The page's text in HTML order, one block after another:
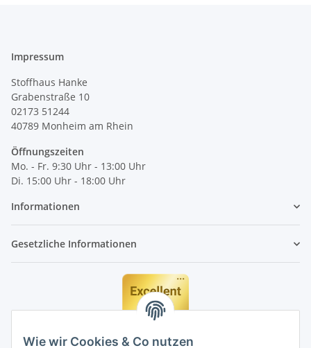
Wie wir Cookies & Co nutzen
Impressum
Stoffhaus Hanke
Grabenstraße 10
02173 51244
40789 Monheim am Rhein
Öffnungszeiten
Mo. - Fr. 9:30 Uhr - 13:00 Uhr
Di. 15:00 Uhr - 18:00 Uhr
Informationen
Gesetzliche Informationen